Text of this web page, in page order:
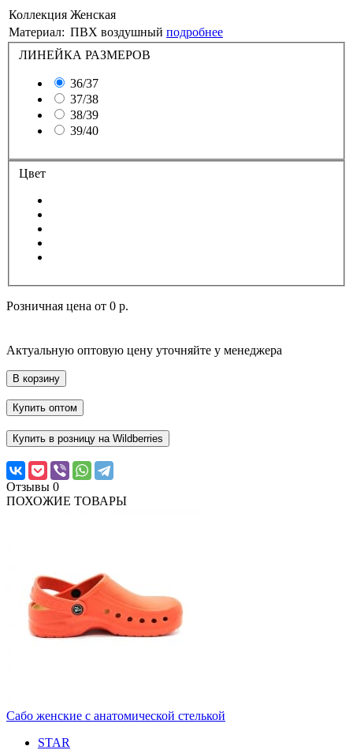
Коллекция Женская
Материал: ПВХ воздушный подробнее
ЛИНЕЙКА РАЗМЕРОВ
36/37
37/38
38/39
39/40
Цвет
Розничная цена от 0 р.
Актуальную оптовую цену уточняйте у менеджера
В корзину
Купить оптом
Купить в розницу на Wildberries
Отзывы 0
ПОХОЖИЕ ТОВАРЫ
Сабо женские с анатомической стелькой
STAR